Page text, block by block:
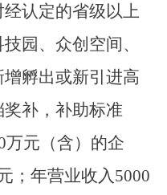
经认定的省级以上
园、众创空间、
孵出或新引进高
补，补助标准
万元（含）的企
； 年营业收入 5000